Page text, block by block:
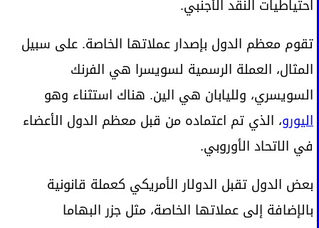
احتياطيات النقد الأجنبي.
تقوم معظم الدول بإصدار عملاتها الخاصة. على سبيل
المثال، العملة الرسمية لسويسرا هي الفرنك
السويسري، ولليابان هي الين. هناك استثناء وهو
اليورو، الذي تم اعتماده من قبل معظم الدول الأعضاء
في الاتحاد الأوروبي.
بعض الدول تقبل الدولار الأمريكي كعملة قانونية
بالإضافة إلى عملاتها الخاصة، مثل جزر البهاما